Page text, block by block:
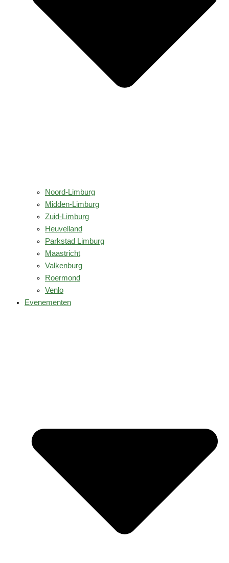
Noord-Limburg
Midden-Limburg
Zuid-Limburg
Heuvelland
Parkstad Limburg
Maastricht
Valkenburg
Roermond
Venlo
Evenementen